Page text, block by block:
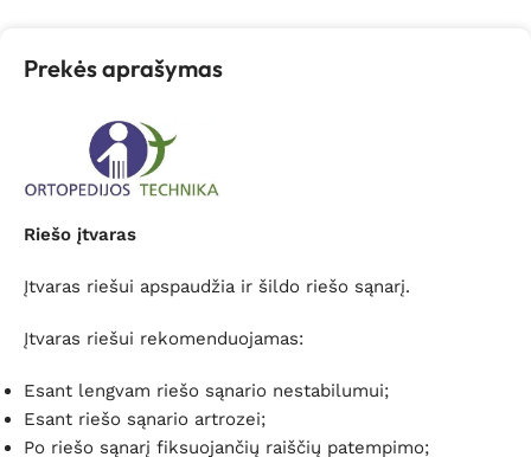
Prekės aprašymas
Riešo įtvaras
Įtvaras riešui apspaudžia ir šildo riešo sąnarį.
Įtvaras riešui rekomenduojamas:
Esant lengvam riešo sąnario nestabilumui;
Esant riešo sąnario artrozei;
Po riešo sąnarį fiksuojančių raiščių patempimo;